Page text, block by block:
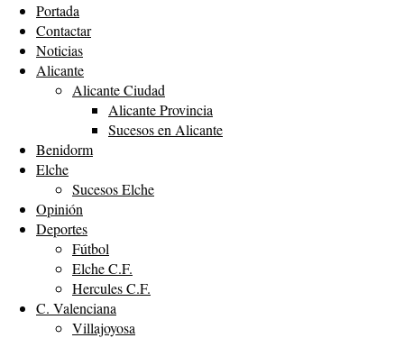
Portada
Contactar
Noticias
Alicante
Alicante Ciudad
Alicante Provincia
Sucesos en Alicante
Benidorm
Elche
Sucesos Elche
Opinión
Deportes
Fútbol
Elche C.F.
Hercules C.F.
C. Valenciana
Villajoyosa